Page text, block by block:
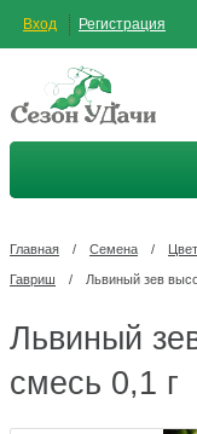
Вход Регистрация
Главная / Семена /
Гавриш / Львиный зев
Львиный
смесь 0,1 г